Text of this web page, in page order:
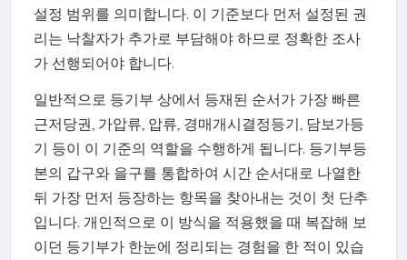
설정 범위를 의미합니다. 이 기준보다 먼저 설정된 권
리는 낙찰자가 추가로 부담해야 하므로 정확한 조사
가 선행되어야 합니다.
일반적으로 등기부 상에서 등재된 순서가 가장 빠른
근저당권, 가압류, 압류, 경매개시결정등기, 담보가등
기 등이 이 기준의 역할을 수행하게 됩니다. 등기부등
본의 갑구와 을구를 통합하여 시간 순서대로 나열한
뒤 가장 먼저 등장하는 항목을 찾아내는 것이 첫 단추
입니다. 개인적으로 이 방식을 적용했을 때 복잡해 보
이던 등기부가 한눈에 정리되는 경험을 한 적이 있습